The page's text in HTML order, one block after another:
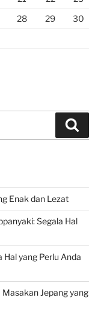
28 29
30
Enak dan Lezat
Segala Hal
yang Perlu Anda
Jepang yang